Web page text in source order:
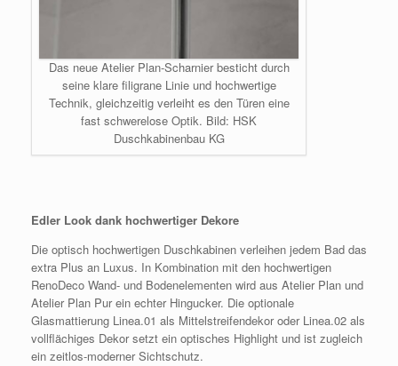
Das neue Atelier Plan-Scharnier besticht durch
seine klare filigrane Linie und hochwertige
Technik, gleichzeitig verleiht es den Türen eine
fast schwerelose Optik. Bild: HSK
Duschkabinenbau KG
Edler Look dank hochwertiger Dekore
Die optisch hochwertigen Duschkabinen verleihen jedem Bad das
extra Plus an Luxus. In Kombination mit den hochwertigen
RenoDeco Wand- und Bodenelementen wird aus Atelier Plan und
Atelier Plan Pur ein echter Hingucker. Die optionale
Glasmattierung Linea.01 als Mittelstreifendekor oder Linea.02 als
vollflächiges Dekor setzt ein optisches Highlight und ist zugleich
ein zeitlos-moderner Sichtschutz.